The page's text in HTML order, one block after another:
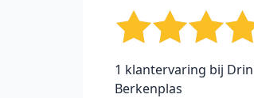
1 klantervaring bij
Berkenplas